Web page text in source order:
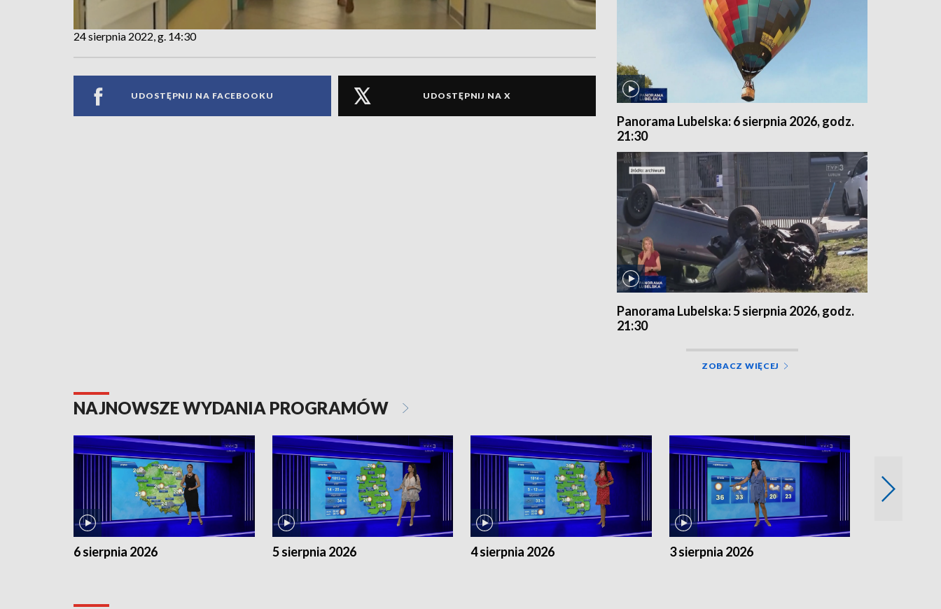
24 sierpnia 2022, g. 14:30
UDOSTĘPNIJ NA FACEBOOKU UDOSTĘPNIJ NA X
Panorama Lubelska: 6 sierpnia 2026, godz.
21:30
Panorama Lubelska: 5 sierpnia 2026, godz.
21:30
ZOBACZ WIĘCEJ
NAJNOWSZE WYDANIA PROGRAMÓW
6 sierpnia 2026 5 sierpnia 2026 4 sierpnia 2026 3 sierpnia 2026